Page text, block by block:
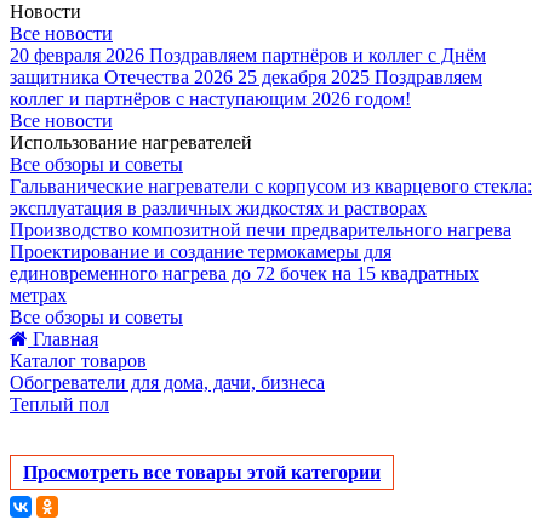
Новости
Все новости
20 февраля 2026 Поздравляем партнёров и коллег с Днём
защитника Отечества 2026 25 декабря 2025 Поздравляем
коллег и партнёров с наступающим 2026 годом!
Все новости
Использование нагревателей
Все обзоры и советы
Гальванические нагреватели с корпусом из кварцевого стекла:
эксплуатация в различных жидкостях и растворах
Производство композитной печи предварительного нагрева
Проектирование и создание термокамеры для
единовременного нагрева до 72 бочек на 15 квадратных
метрах
Все обзоры и советы
Главная
Каталог товаров
Обогреватели для дома, дачи, бизнеса
Теплый пол
Просмотреть все товары этой категории